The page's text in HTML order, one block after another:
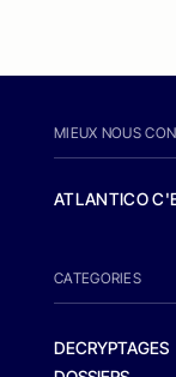
MIEUX NOUS
ATLANTICO
CATEGORIES
DECRYPTAGES